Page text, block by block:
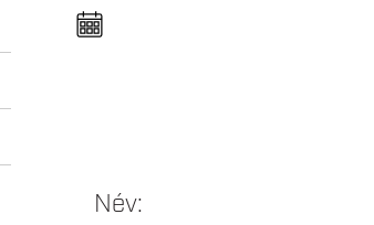
e
l
Név: